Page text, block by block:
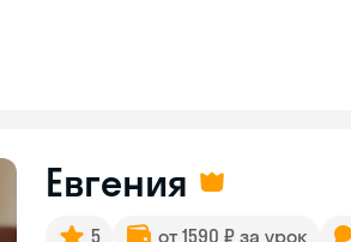
Евгения
5 от 1590 ₽ за урок